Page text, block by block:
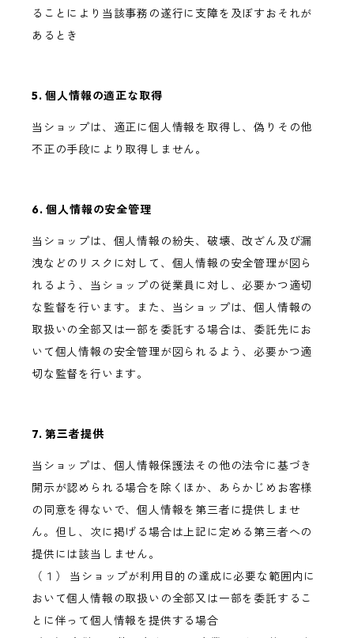
ることにより当該事務の遂行に支障を及ぼすおそれが
あるとき
5. 個人情報の適正な取得
当ショップは、適正に個人情報を取得し、偽りその他
不正の手段により取得しません。
6. 個人情報の安全管理
当ショップは、個人情報の紛失、破壊、改ざん及び漏
洩などのリスクに対して、個人情報の安全管理が図ら
れるよう、当ショップの従業員に対し、必要かつ適切
な監督を行います。また、当ショップは、個人情報の
取扱いの全部又は一部を委託する場合は、委託先にお
いて個人情報の安全管理が図られるよう、必要かつ適
切な監督を行います。
7. 第三者提供
当ショップは、個人情報保護法その他の法令に基づき
開示が認められる場合を除くほか、あらかじめお客様
の同意を得ないで、個人情報を第三者に提供しませ
ん。但し、次に掲げる場合は上記に定める第三者への
提供には該当しません。
（１） 当ショップが利用目的の達成に必要な範囲内に
おいて個人情報の取扱いの全部又は一部を委託するこ
とに伴って個人情報を提供する場合